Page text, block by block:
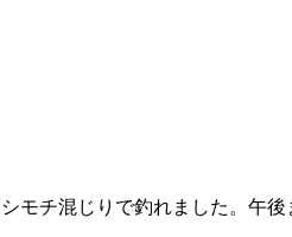
モチ混じりで釣れました。午後